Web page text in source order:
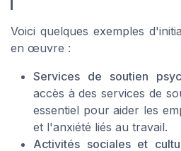
Voici quelques exemples
en œuvre :
Services de soutien
accès à des services de
essentiel pour aider les
et l'anxiété liés au travail.
Activités sociales et